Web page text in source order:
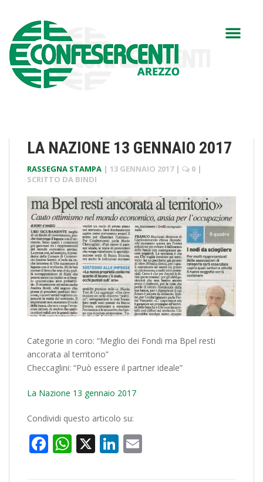
LA NAZIONE 13 GENNAIO 2017
RASSEGNA STAMPA | 13 GENNAIO 2017 | 0 |
SCRITTO DA BINDI
Categorie in coro: “Meglio dei Fondi ma Bpel resti
ancorata al territorio”
Checcaglini: “Può essere il partner ideale”
La Nazione 13 gennaio 2017
Condividi questo articolo su:
Facebook
WhatsApp
X LinkedIn